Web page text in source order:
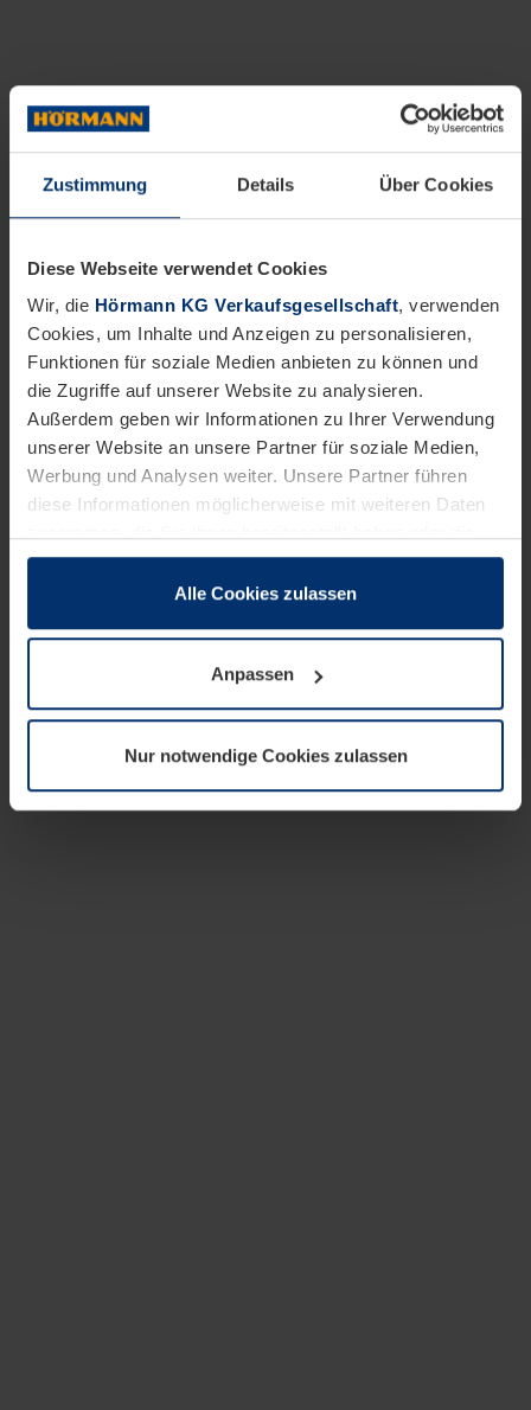
Zustimmung Details Über Cookies
Diese Webseite verwendet Cookies
Wir, die Hörmann KG Verkaufsgesellschaft, verwenden
Cookies, um Inhalte und Anzeigen zu personalisieren,
Funktionen für soziale Medien anbieten zu können und
die Zugriffe auf unserer Website zu analysieren.
Außerdem geben wir Informationen zu Ihrer Verwendung
unserer Website an unsere Partner für soziale Medien,
Werbung und Analysen weiter. Unsere Partner führen
diese Informationen möglicherweise mit weiteren Daten
sie im Rahmen Ihrer Nutzung der Dienste gesammelt
wenn diese für den Betrieb dieser Seite unbedingt
notwendig sind. Für alle anderen Cookie-Typen benötigen
wir Ihre Erlaubnis. Ihre Einwilligung können Sie jederzeit
Datenschutzerklärungunserer Website ändern oder
widerrufen.
Alle Cookies zulassen
Anpassen
Nur notwendige Cookies zulassen